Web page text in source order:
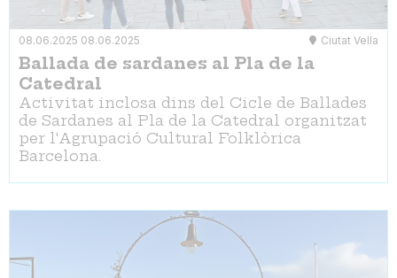
08.06.2025 08.06.2025 Ciutat Vella
Ballada de sardanes al Pla de la
Catedral
Activitat inclosa dins del Cicle de Ballades
de Sardanes al Pla de la Catedral organitzat
per l'Agrupació Cultural Folklòrica
Barcelona.